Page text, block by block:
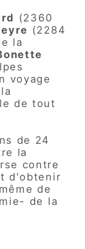
(2360
(2284
la
voyage
de tout
de 24
la
contre
d'obtenir
de
de la